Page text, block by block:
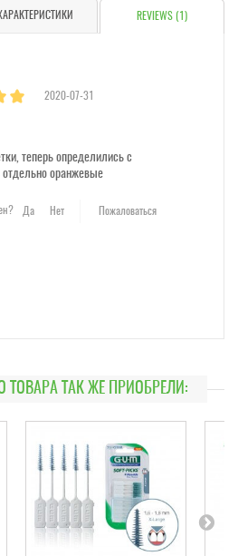
REVIEWS (1)
2020-07-31
теперь определились с
отдельно оранжевые
Да Нет Пожаловаться
ТОВАРА ТАК ЖЕ ПРИОБРЕЛИ: